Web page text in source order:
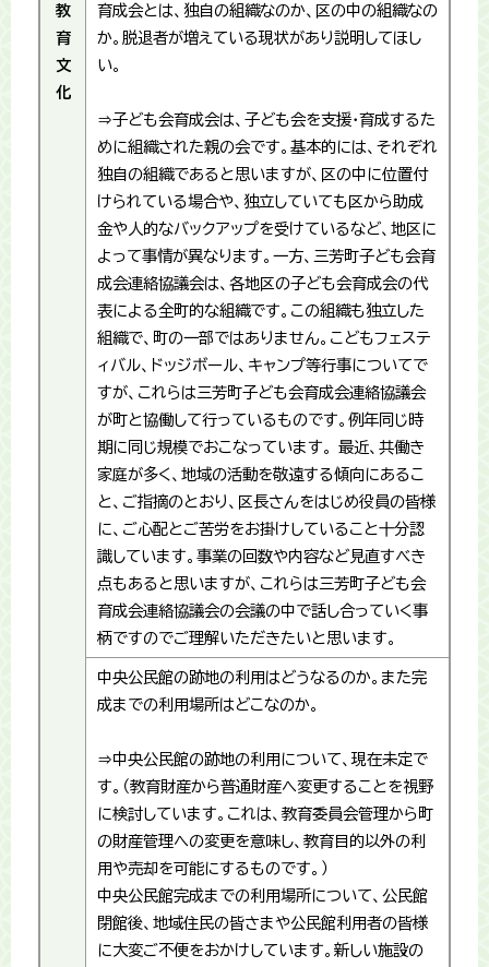
教
育
文
化
育成会とは、独自の組織なのか、区の中の組織なの
か。脱退者が増えている現状があり説明してほし
い。
⇒子ども会育成会は、子ども会を支援・育成するた
めに組織された親の会です。基本的には、それぞれ
独自の組織であると思いますが、区の中に位置付
けられている場合や、独立していても区から助成
金や人的なバックアップを受けているなど、地区に
よって事情が異なります。一方、三芳町子ども会育
成会連絡協議会は、各地区の子ども会育成会の代
表による全町的な組織です。この組織も独立した
組織で、町の一部ではありません。こどもフェステ
ィバル、ドッジボール、キャンプ等行事についてで
すが、これらは三芳町子ども会育成会連絡協議会
が町と協働して行っているものです。例年同じ時
期に同じ規模でおこなっています。 最近、共働き
家庭が多く、地域の活動を敬遠する傾向にあるこ
と、ご指摘のとおり、区長さんをはじめ役員の皆様
に、ご心配とご苦労をお掛けしていること十分認
識しています。事業の回数や内容など見直すべき
点もあると思いますが、これらは三芳町子ども会
育成会連絡協議会の会議の中で話し合っていく事
柄ですのでご理解いただきたいと思います。
中央公民館の跡地の利用はどうなるのか。また完
成までの利用場所はどこなのか。
⇒中央公民館の跡地の利用について、現在未定で
す。（教育財産から普通財産へ変更することを視野
に検討しています。これは、教育委員会管理から町
の財産管理への変更を意味し、教育目的以外の利
用や売却を可能にするものです。）
中央公民館完成までの利用場所について、公民館
閉館後、地域住民の皆さまや公民館利用者の皆様
に大変ご不便をおかけしています。新しい施設の